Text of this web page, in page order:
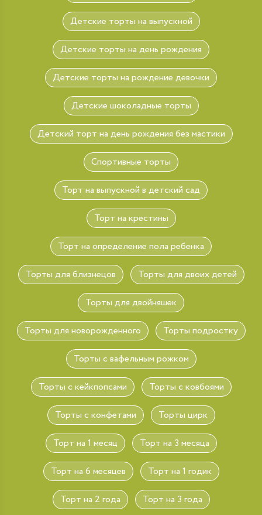
Детские торты на выпускной
Детские торты на день рождения
Детские торты на рождение девочки
Детские шоколадные торты
Детский торт на день рождения без мастики
Спортивные торты
Торт на выпускной в детский сад
Торт на крестины
Торт на определение пола ребенка
Торты для близнецов Торты для двоих детей
Торты для двойняшек
Торты для новорожденного Торты подростку
Торты с вафельным рожком
Торты с кейкпопсами Торты с ковбоями
Торты с конфетами Торты цирк
Торт на 1 месяц Торт на 3 месяца
Торт на 6 месяцев Торт на 1 годик
Торт на 2 года Торт на 3 года